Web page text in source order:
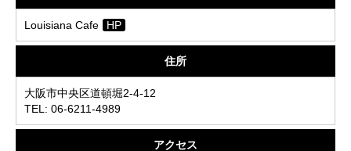
Louisiana Cafe HP
住所
大阪市中央区道頓堀2-4-12
TEL: 06-6211-4989
アクセス